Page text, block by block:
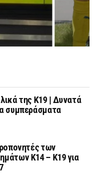
της Κ19 | Δυνατά
συμπεράσματα
των
Κ14 – Κ19 για